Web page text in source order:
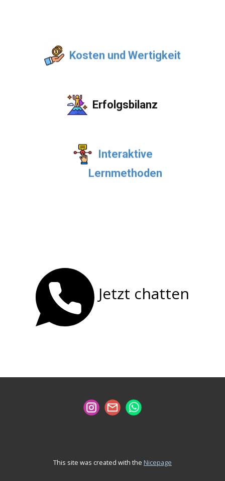
Kosten und Wertigkeit
​​Erfolgsbilanz
​​Interaktive
Lernmethoden
Jetzt chatten
This site was created with the Nicepage